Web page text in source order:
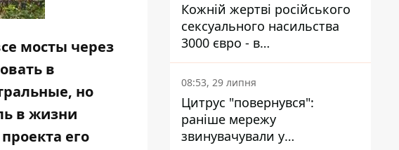
мосты через
в
но
в жизни
его
Кожній жертві російського
сексуального насильства
3000 євро - в
Мінсоцполітики пояснили
Інформатору, звідки на це
гроші
08:53, 29 липня
Цитрус "повернувся":
раніше мережу
звинувачували у